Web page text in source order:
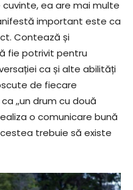
ea are mai multe
important este ca
Contează și
fie potrivit pentru
ca și alte abilități
de fiecare
,,un drum cu două
o comunicare bună
trebuie să existe